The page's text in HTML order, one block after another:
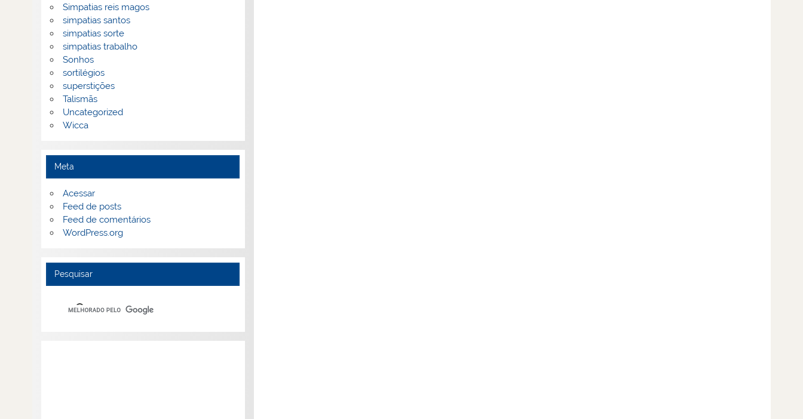
Simpatias reis magos
simpatias santos
simpatias sorte
simpatias trabalho
Sonhos
sortilégios
superstições
Talismãs
Uncategorized
Wicca
Meta
Acessar
Feed de posts
Feed de comentários
WordPress.org
Pesquisar